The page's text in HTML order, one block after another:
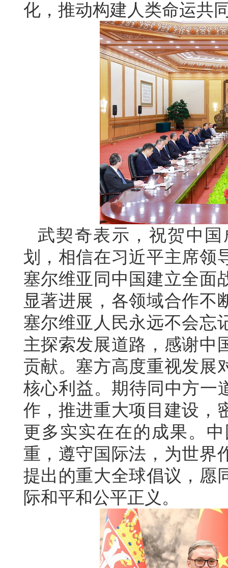
化，推动构建人类命运共
武契奇表示，祝贺中
划，相信在习近平主席领
塞尔维亚同中国建立全面
显著进展，各领域合作不
塞尔维亚人民永远不会忘
主探索发展道路，感谢中
贡献。塞方高度重视发展
核心利益。期待同中方一
作，推进重大项目建设，
更多实实在在的成果。
重，遵守国际法，为世界
提出的重大全球倡议，愿
际和平和公平正义。